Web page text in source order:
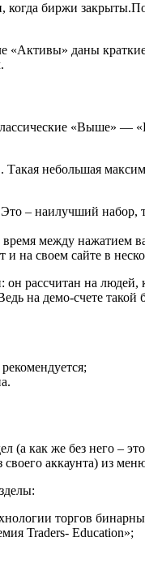
когда биржи
«Активы» даны
«Выше» —
Такая небольшая
– наилучший набор,
между нажатием
на своем сайте в
рассчитан на людей,
на демо-счете
(а как же без него
аккаунта) из
торгов
Traders- Education»;